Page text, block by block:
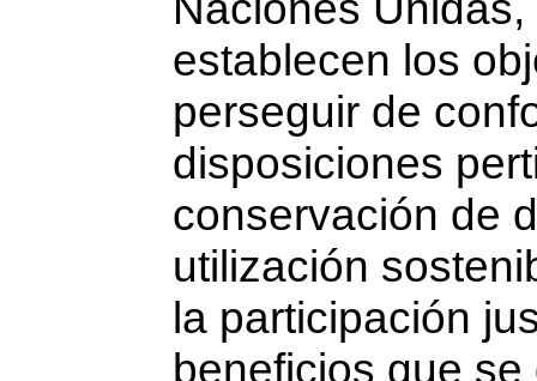
establecen los
perseguir de
disposiciones
conservación de
utilización
la participación
beneficios que